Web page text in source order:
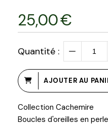
25,00€
Quantité :
AJOUTER AU
Collection Cachemire
Boucles d'oreilles en